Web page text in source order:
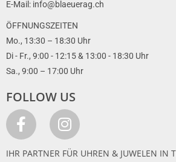
E-Mail: info@blaeuerag.ch
ÖFFNUNGSZEITEN
Mo., 13:30 – 18:30 Uhr
Di - Fr., 9:00 - 12:15 & 13:00 - 18:30 Uhr
Sa., 9:00 – 17:00 Uhr
FOLLOW US
IHR PARTNER FÜR UHREN & JUWELEN IN